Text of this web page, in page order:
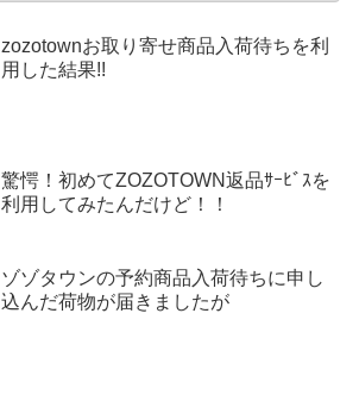
zozotownお取り寄せ商品入荷待ちを利
用した結果!!
驚愕！初めてZOZOTOWN返品ｻｰﾋﾞｽを
利用してみたんだけど！！
ゾゾタウンの予約商品入荷待ちに申し
込んだ荷物が届きましたが